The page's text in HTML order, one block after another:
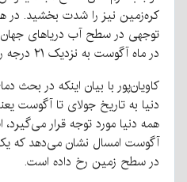
کره‌زمین نیز را شدت بخشید. در
توجهی در سطح آب دریاهای
در ماه آگوست به نزدیک ۲۱ درجه رسید.
کاویان‌پور با بیان اینکه در بحث
همه دنیا مورد توجه قرار
آگوست امسال نشان می‌دهد که
در سطح زمین رخ داده است.